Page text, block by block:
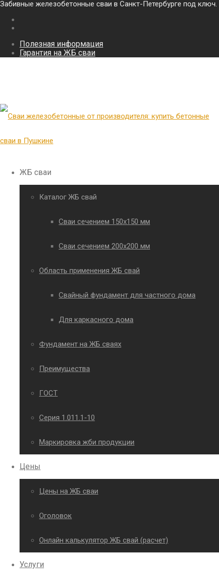
Забивные железобетонные сваи в Санкт-Петербурге под ключ.
Полезная информация
Гарантия на ЖБ сваи
ЖБ сваи
Каталог ЖБ свай
Сваи сечением 150х150 мм
Сваи сечением 200х200 мм
Область применения ЖБ свай
Свайный фундамент для частного дома
Для каркасного дома
Фундамент на ЖБ сваях
Преимущества
ГОСТ
Серия 1.011.1-10
Маркировка жби продукции
Цены
Цены на ЖБ сваи
Оголовок
Онлайн калькулятор ЖБ свай (расчет)
Услуги